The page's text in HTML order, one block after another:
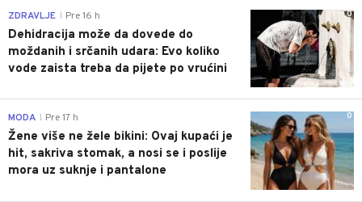
0
ZDRAVLJE Pre 16 h
Dehidracija može da dovede do
moždanih i srčanih udara: Evo koliko
vode zaista treba da pijete po vrućini
0
MODA Pre 17 h
Žene više ne žele bikini: Ovaj kupaći je
hit, sakriva stomak, a nosi se i poslije
mora uz suknje i pantalone